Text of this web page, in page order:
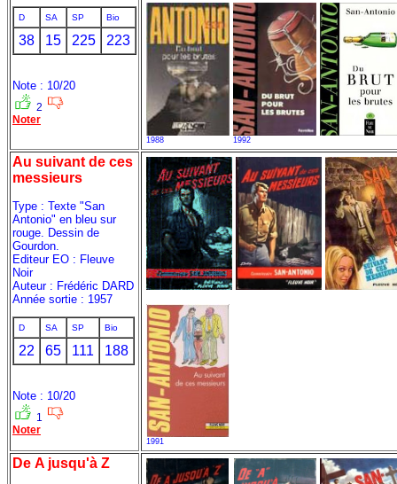
D SA SP Bio
38 15 225 223
Note : 10/20
2
Noter
1988 1992
Au suivant de ces
messieurs
Type : Texte "San
Antonio" en bleu sur
rouge. Dessin de
Gourdon.
Editeur EO : Fleuve
Noir
Auteur : Frédéric DARD
Année sortie : 1957
D SA SP Bio
22 65 111 188
Note : 10/20
1
Noter
1991
De A jusqu'à Z